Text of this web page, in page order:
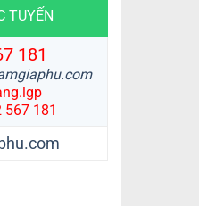
TUYẾN
181
567 181